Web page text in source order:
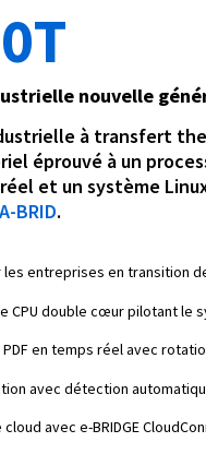
nouvelle
à transfert
éprouvé à un
et un système
A-BRID.
les entreprises en transition
CPU double cœur pilotant le
en temps réel avec
avec détection
avec e-BRIDGE